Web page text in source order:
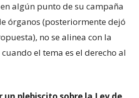
algún punto de su campaña
órganos (posteriormente dejó
no se alinea con la
el tema es el derecho al